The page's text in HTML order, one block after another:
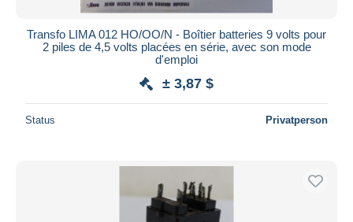
Transfo LIMA 012 HO/OO/N - Boîtier batteries 9 volts pour
2 piles de 4,5 volts placées en série, avec son mode
d'emploi
± 3,87 $
Status Privatperson